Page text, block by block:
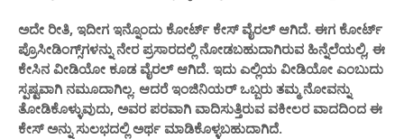
ಅದೇ ರೀತಿ, ಇದೀಗ ಇನ್ನೊಂದು ಕೋರ್ಟ್​ ಕೇಸ್​ ವೈರಲ್​ ಆಗಿದೆ. ಈಗ ಕೋರ್ಟ್​
ಪ್ರೊಸೀಡಿಂಗ್ಸ್​ಗಳನ್ನು ನೇರ ಪ್ರಸಾರದಲ್ಲಿ ನೋಡಬಹುದಾಗಿರುವ ಹಿನ್ನೆಲೆಯಲ್ಲಿ, ಈ
ಕೇಸಿನ ವೀಡಿಯೋ ಕೂಡ ವೈರಲ್​ ಆಗಿದೆ. ಇದು ಎಲ್ಲಿಯ ವೀಡಿಯೋ ಎಂಬುದು
ಸ್ಪಷ್ಟವಾಗಿ ನಮೂದಾಗಿಲ್ಲ. ಆದರೆ ಇಂಜಿನಿಯರ್​ ಒಬ್ಬರು ತಮ್ಮ ನೋವನ್ನು
ತೋಡಿಕೊಳ್ಳುವುದು, ಅವರ ಪರವಾಗಿ ವಾದಿಸುತ್ತಿರುವ ವಕೀಲರ ವಾದದಿಂದ ಈ
ಕೇಸ್​ ಅನ್ನು ಸುಲಭದಲ್ಲಿ ಅರ್ಥ ಮಾಡಿಕೊಳ್ಳಬಹುದಾಗಿದೆ.